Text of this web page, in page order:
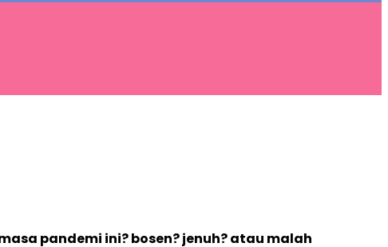
pandemi ini? bosen? jenuh? atau malah